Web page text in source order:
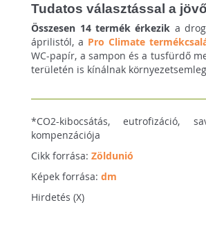
Tudatos választással a
Összesen 14 termék érkezik a
áprilistól, a Pro Climate
WC-papír, a sampon és a tusfürdő
területén is kínálnak
*CO2-kibocsátás, eutrofizáció,
kompenzációja
Cikk forrása:Zöldunió
Képek forrása:dm
Hirdetés (X)